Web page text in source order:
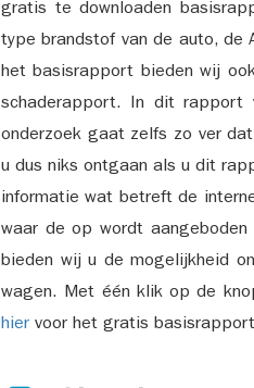
gratis te downloaden
type brandstof van de auto, de
het basisrapport bieden wij
schaderapport. In dit
onderzoek gaat zelfs zo ver
u dus niks ontgaan als u dit
informatie wat betreft de
waar de op wordt
bieden wij u de mogelijkheid
wagen. Met één klik op de
hier voor het gratis